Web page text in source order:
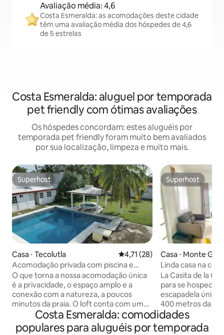
Avaliação média: 4,6
Costa Esmeralda: as acomodações deste cidade
têm uma avaliação média dos hóspedes de 4,6
de 5 estrelas
Costa Esmeralda: aluguel por temporada
pet friendly com ótimas avaliações
Os hóspedes concordam: estes aluguéis por
temporada pet friendly foram muito bem avaliados
por sua localização, limpeza e muito mais.
Superhost
Superhost
Casa ⋅ Tecolutla 4,71 de uma avaliação média
4,71 (28)
Acomodação privada com piscina e
jardim amplo
O que torna a nossa acomodação única
é a privacidade, o espaço amplo e a
conexão com a natureza, a poucos
minutos da praia. O loft conta com uma
grande piscina privativa e um amplo
jardim repleto de árvores, perfeito para
relaxar ou passar tempo juntos. Todo o
Superhost
Superhost
Casa ⋅ Monte
Linda casa na
praia
La Casita de la
para se
escapadela única
400 metros da
Temos tudo que
condicionado.
pessoas.
Costa Esmeralda: comodidades
populares para aluguéis por temporada